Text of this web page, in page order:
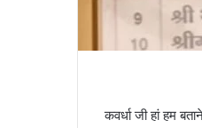
कवर्धा जी हां हम